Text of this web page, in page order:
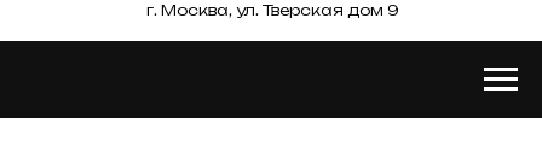
г. Москва, ул. Тверская дом 9